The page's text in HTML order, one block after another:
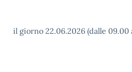
il giorno 22.06.2026 (dalle 09.00